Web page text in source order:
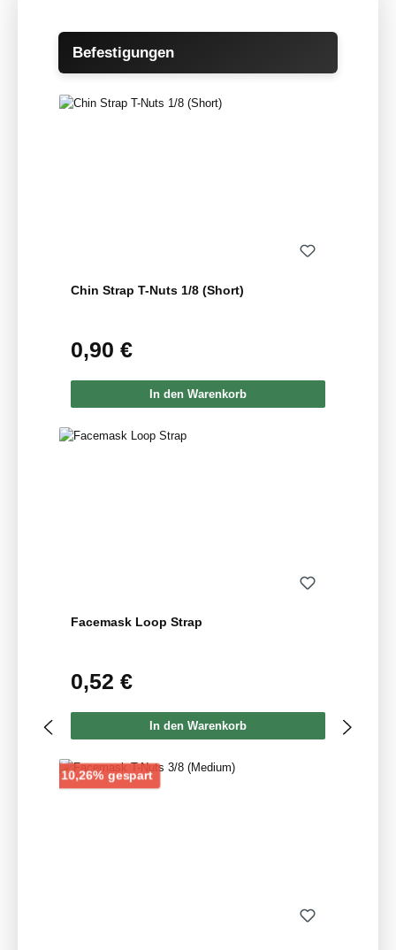
Produktgalerie überspringen
Befestigungen
Chin Strap T-Nuts 1/8 (Short)
Regulärer Preis:
0,90 €
In den Warenkorb
Facemask Loop Strap
Regulärer Preis:
0,52 €
In den Warenkorb
10,26% gespartRabatt